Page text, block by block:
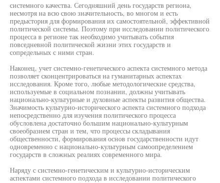
системного качества. Сегодняшний день государств региона,
несмотря на всю свою значительность, во многом и есть
предыстория для формирования их самостоятельной, эффективной
политической системы. Поэтому при исследовании политического
процесса в регионе так необходимо учитывать события
повседневной политической жизни этих государств и
сопредельных с ними стран.
Наконец, учет системно-генетического аспекта системного метода
позволяет сконцентрироваться на гуманитарных аспектах
исследования. Кроме того, любые методологические средства,
используемые в социальном познании, должны учитывать
национально-культурные и духовные аспекты развития общества.
Значимость культурно-исторического аспекта системного подхода
непосредственно для изучения политического процесса
обусловлена достаточно большим национально-культурным
своеобразием стран и тем, что процессы складывания
общественности, формирования основ государственности идут
одновременно с национально-культурным самоопределением
государств в сложных реалиях современного мира.
Наряду с системно-генетическим и культурно-историческим
аспектами системного подхода в исследовании политического